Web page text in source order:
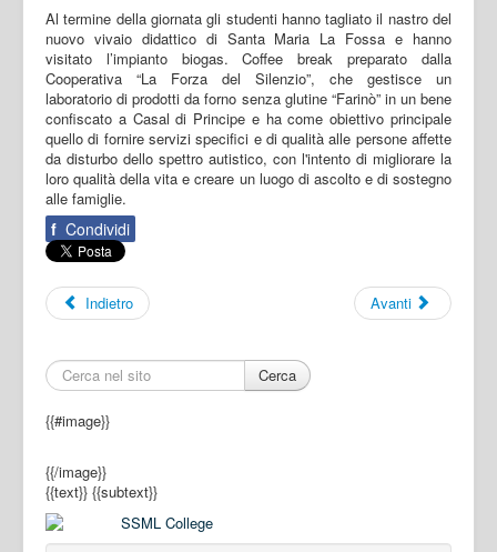
Al termine della giornata gli studenti hanno tagliato il nastro del
nuovo vivaio didattico di Santa Maria La Fossa e hanno
visitato l’impianto biogas. Coffee break preparato dalla
Cooperativa “La Forza del Silenzio”, che gestisce un
laboratorio di prodotti da forno senza glutine “Farinò” in un bene
confiscato a Casal di Principe e ha come obiettivo principale
quello di fornire servizi specifici e di qualità alle persone affette
da disturbo dello spettro autistico, con l'intento di migliorare la
loro qualità della vita e creare un luogo di ascolto e di sostegno
alle famiglie.
f Condividi
Indietro Avanti
Cerca
{{#image}}
{{/image}}
{{text}} {{subtext}}